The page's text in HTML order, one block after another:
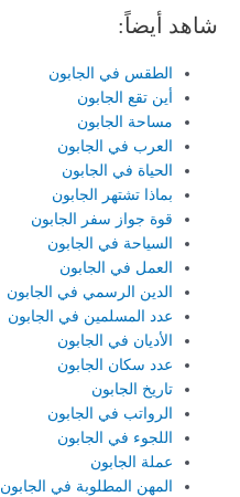
شاهد أيضاً:
الطقس في الجابون
أين تقع الجابون
مساحة الجابون
العرب في الجابون
الحياة في الجابون
بماذا تشتهر الجابون
قوة جواز سفر الجابون
السياحة في الجابون
العمل في الجابون
الدين الرسمي في الجابون
عدد المسلمين في الجابون
الأديان في الجابون
عدد سكان الجابون
تاريخ الجابون
الرواتب في الجابون
اللجوء في الجابون
عملة الجابون
المهن المطلوبة في الجابون